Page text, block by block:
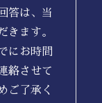
答は、当
きます。
にお時間
絡させて
ご了承く